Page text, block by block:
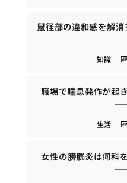
鼠径部の違和感を解
知識
職場で喘息発作が起
生活
女性の膀胱炎は何科